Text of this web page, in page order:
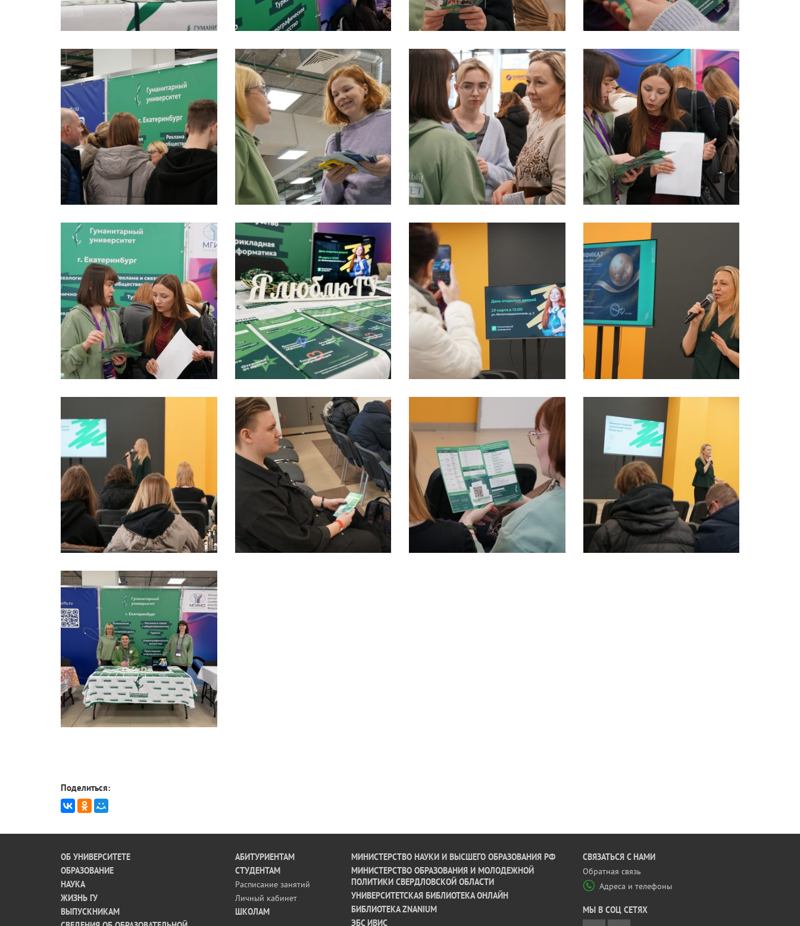
Поделиться:
ОБ УНИВЕРСИТЕТЕ
ОБРАЗОВАНИЕ
НАУКА
ЖИЗНЬ ГУ
ВЫПУСКНИКАМ
АБИТУРИЕНТАМ
СТУДЕНТАМ
Расписание занятий
Личный кабинет
ШКОЛАМ
МИНИСТЕРСТВО НАУКИ И ВЫСШЕГО ОБРАЗОВАНИЯ РФ
МИНИСТЕРСТВО ОБРАЗОВАНИЯ И МОЛОДЕЖНОЙ
ПОЛИТИКИ СВЕРДЛОВСКОЙ ОБЛАСТИ
УНИВЕРСИТЕТСКАЯ БИБЛИОТЕКА ОНЛАЙН
БИБЛИОТЕКА ZNANIUM
ЭБС ИВИС
CВЯЗАТЬСЯ С НАМИ
Обратная связь
Адреса и телефоны
МЫ В СОЦ СЕТЯХ